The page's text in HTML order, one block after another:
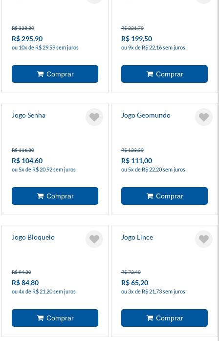
R$ 328,80
R$ 295,90
ou 10x de R$ 29,59 sem juros
R$ 221,70
R$ 199,50
ou 9x de R$ 22,16 sem juros
Jogo Senha
R$ 116,20
R$ 104,60
ou 5x de R$ 20,92 sem juros
Jogo Geomundo
R$ 123,30
R$ 111,00
ou 5x de R$ 22,20 sem juros
Jogo Bloqueio
R$ 94,20
R$ 84,80
ou 4x de R$ 21,20 sem juros
Jogo Lince
R$ 72,40
R$ 65,20
ou 3x de R$ 21,73 sem juros